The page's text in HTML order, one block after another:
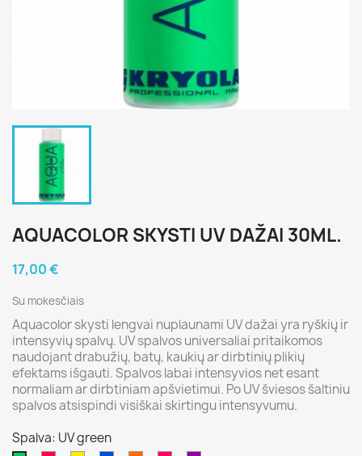
AQUACOLOR SKYSTI UV DAŽAI 30ML.
17,00 €
Su mokesčiais
Aquacolor skysti lengvai nuplaunami UV dažai yra ryškių ir
intensyvių spalvų. UV spalvos universaliai pritaikomos
naudojant drabužių, batų, kaukių ar dirbtinių plikių
efektams išgauti. Spalvos labai intensyvios net esant
normaliam ar dirbtiniam apšvietimui. Po UV šviesos šaltiniu
spalvos atsispindi visiškai skirtingu intensyvumu.
Spalva: UV green